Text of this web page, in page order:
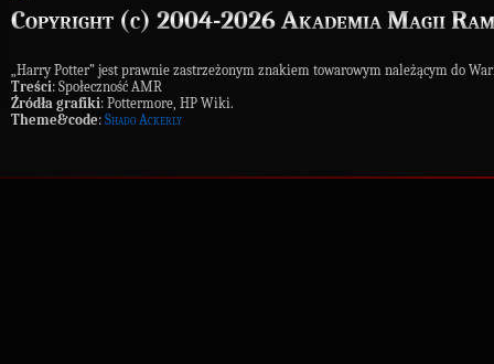
Copyright (c) 2004-2026 Akademia Magii
„Harry Potter” jest prawnie zastrzeżonym znakiem towarowym należącym do
Treści: Społeczność AMR
Źródła grafiki: Pottermore, HP Wiki.
Theme&code: Shado Ackerly